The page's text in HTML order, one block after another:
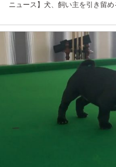
ニュース】犬、飼い主を引き留め